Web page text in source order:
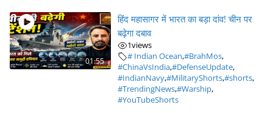
01:55
हिंद महासागर में भारत का बड़ा दांव! चीन पर
बढ़ेगा दबाव
1views
# Indian Ocean,#BrahMos,
#ChinaVsIndia,#DefenseUpdate,
#IndianNavy,#MilitaryShorts,#shorts,
#TrendingNews,#Warship,
#YouTubeShorts